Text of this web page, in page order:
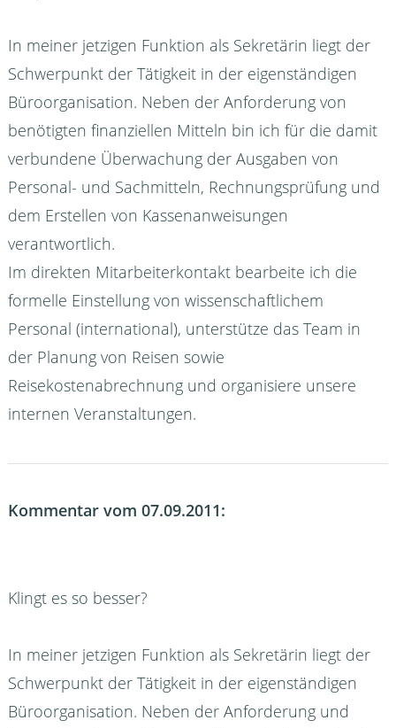
In meiner jetzigen Funktion als Sekretärin liegt der
Schwerpunkt der Tätigkeit in der eigenständigen
Büroorganisation. Neben der Anforderung von
benötigten finanziellen Mitteln bin ich für die damit
verbundene Überwachung der Ausgaben von
Personal- und Sachmitteln, Rechnungsprüfung und
dem Erstellen von Kassenanweisungen
verantwortlich.
Im direkten Mitarbeiterkontakt bearbeite ich die
formelle Einstellung von wissenschaftlichem
Personal (international), unterstütze das Team in
der Planung von Reisen sowie
Reisekostenabrechnung und organisiere unsere
internen Veranstaltungen.
Kommentar vom 07.09.2011:
Klingt es so besser?
In meiner jetzigen Funktion als Sekretärin liegt der
Schwerpunkt der Tätigkeit in der eigenständigen
Büroorganisation. Neben der Anforderung und